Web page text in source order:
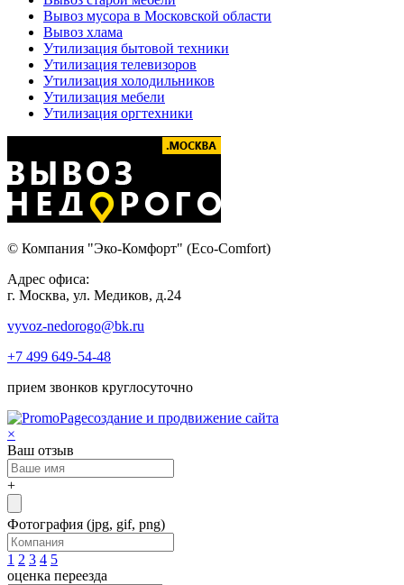
Вывоз мусора в Московской области
Вывоз хлама
Утилизация бытовой техники
Утилизация телевизоров
Утилизация холодильников
Утилизация мебели
Утилизация оргтехники
© Компания "Эко-Комфорт" (Eco-Comfort)
Адрес офиса:
г. Москва, ул. Медиков, д.24
vyvoz-nedorogo@bk.ru
+7 499 649-54-48
прием звонков круглосуточно
создание и продвижение сайта
×
Ваш отзыв
+
Фотография (jpg, gif, png)
1 2 3 4 5
оценка переезда